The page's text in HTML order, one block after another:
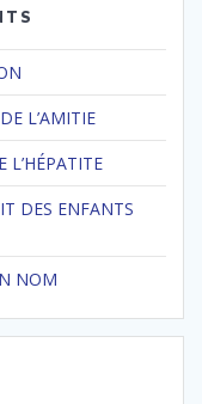
L’AMITIE
L’HÉPATITE
DES ENFANTS
NOM